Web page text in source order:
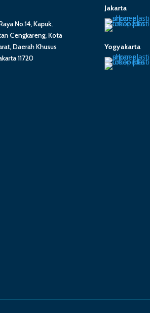
No.14, Kapuk,
Cengkareng, Kota
Daerah Khusus
11720
Jakarta
Yogyakarta